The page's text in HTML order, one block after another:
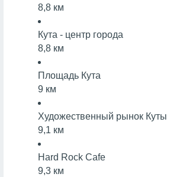
8,8 км
Кута - центр города
8,8 км
Площадь Кута
9 км
Художественный рынок Куты
9,1 км
Hard Rock Cafe
9,3 км